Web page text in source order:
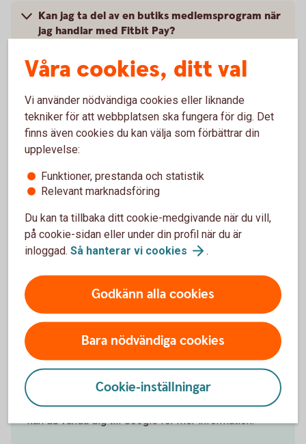
Kan jag ta del av en butiks medlemsprogram när
jag handlar med Fitbit Pay?
Vad behöver jag göra om jag blivit av med min
Jag har fått ett nytt kort, vad gör jag?
Vart vänder jag mig vid problem?
Kontakta Fitbit
Vill du veta mer om Fitbit Pay?
Om du har fler frågor eller funderingar om Fitbit Pay
kan du vända dig till Google för mer information.
Våra cookies, ditt val
Vi använder nödvändiga cookies eller liknande
tekniker för att webbplatsen ska fungera för dig. Det
finns även cookies du kan välja som förbättrar din
upplevelse:
Funktioner, prestanda och statistik
Relevant marknadsföring
Du kan ta tillbaka ditt cookie-medgivande när du vill,
på cookie-sidan eller under din profil när du är
inloggad. Så hanterar vi cookies .
Godkänn alla cookies
Bara nödvändiga cookies
Cookie-inställningar